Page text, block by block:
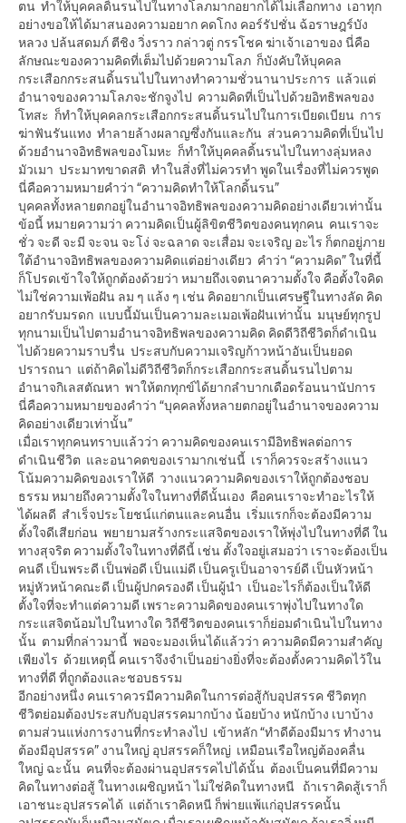
ตน ทำให้บุคคลดิ้นรนไปในทางโลภมากอยากได้ไม่เลือกทาง เอาทุก
อย่างขอให้ได้มาสนองความอยาก คดโกง คอร์รัปชั่น ฉ้อราษฎร์บัง
หลวง ปล้นสดมภ์ ตีชิง วิ่งราว กล่าวตู่ กรรโชค ฆ่าเจ้าเอาของ นี่คือ
ลักษณะของความคิดที่เต็มไปด้วยความโลภ ก็บังคับให้บุคคล
กระเสือกกระสนดิ้นรนไปในทางทำความชั่วนานาประการ แล้วแต่
อำนาจของความโลภจะชักจูงไป ความคิดที่เป็นไปด้วยอิทธิพลของ
โทสะ ก็ทำให้บุคคลกระเสือกกระสนดิ้นรนไปในการเบียดเบียน การ
ฆ่าฟันรันแทง ทำลายล้างผลาญซึ่งกันและกัน ส่วนความคิดที่เป็นไป
ด้วยอำนาจอิทธิพลของโมหะ ก็ทำให้บุคคลดิ้นรนไปในทางลุ่มหลง
มัวเมา ประมาทขาดสติ ทำในสิ่งที่ไม่ควรทำ พูดในเรื่องที่ไม่ควรพูด
นี่คือความหมายคำว่า “ความคิดทำให้โลกดิ้นรน”
บุคคลทั้งหลายตกอยู่ในอำนาจอิทธิพลของความคิดอย่างเดียวเท่านั้น
ข้อนี้ หมายความว่า ความคิดเป็นผู้ลิขิตชีวิตของคนทุกคน คนเราจะ
ชั่ว จะดี จะมี จะจน จะโง่ จะฉลาด จะเสื่อม จะเจริญ อะไร ก็ตกอยู่ภาย
ใต้อำนาจอิทธิพลของความคิดแต่อย่างเดียว คำว่า “ความคิด” ในที่นี้
ก็โปรดเข้าใจให้ถูกต้องด้วยว่า หมายถึงเจตนาความตั้งใจ คือตั้งใจคิด
ไม่ใช่ความเพ้อฝัน ลม ๆ แล้ง ๆ เช่น คิดอยากเป็นเศรษฐีในทางลัด คิด
อยากรับมรดก แบบนี้มันเป็นความละเมอเพ้อฝันเท่านั้น มนุษย์ทุกรูป
ทุกนามเป็นไปตามอำนาจอิทธิพลของความคิด คิดดีวิถีชีวิตก็ดำเนิน
ไปด้วยความราบรื่น ประสบกับความเจริญก้าวหน้าอันเป็นยอด
ปรารถนา แต่ถ้าคิดไม่ดีวิถีชีวิตก็กระเสือกกระสนดิ้นรนไปตาม
อำนาจกิเลสตัณหา พาให้ตกทุกข์ได้ยากลำบากเดือดร้อนนานัปการ
นี่คือความหมายของคำว่า “บุคคลทั้งหลายตกอยู่ในอำนาจของความ
คิดอย่างเดียวเท่านั้น”
เมื่อเราทุกคนทราบแล้วว่า ความคิดของคนเรามีอิทธิพลต่อการ
ดำเนินชีวิต และอนาคตของเรามากเช่นนี้ เราก็ควรจะสร้างแนว
โน้มความคิดของเราให้ดี วางแนวความคิดของเราให้ถูกต้องชอบ
ธรรม หมายถึงความตั้งใจในทางที่ดีนั้นเอง คือคนเราจะทำอะไรให้
ได้ผลดี สำเร็จประโยชน์แก่ตนและคนอื่น เริ่มแรกก็จะต้องมีความ
ตั้งใจดีเสียก่อน พยายามสร้างกระแสจิตของเราให้พุ่งไปในทางที่ดี ใน
ทางสุจริต ความตั้งใจในทางที่ดีนี้ เช่น ตั้งใจอยู่เสมอว่า เราจะต้องเป็น
คนดี เป็นพระดี เป็นพ่อดี เป็นแม่ดี เป็นครูเป็นอาจารย์ดี เป็นหัวหน้า
หมู่หัวหน้าคณะดี เป็นผู้ปกครองดี เป็นผู้นำ เป็นอะไรก็ต้องเป็นให้ดี
ตั้งใจที่จะทำแต่ความดี เพราะความคิดของคนเราพุ่งไปในทางใด
กระแสจิตน้อมไปในทางใด วิถีชีวิตของคนเราก็ย่อมดำเนินไปในทาง
นั้น ตามที่กล่าวมานี้ พอจะมองเห็นได้แล้วว่า ความคิดมีความสำคัญ
เพียงไร ด้วยเหตุนี้ คนเราจึงจำเป็นอย่างยิ่งที่จะต้องตั้งความคิดไว้ใน
ทางที่ดี ที่ถูกต้องและชอบธรรม
อีกอย่างหนึ่ง คนเราควรมีความคิดในการต่อสู้กับอุปสรรค ชีวิตทุก
ชีวิตย่อมต้องประสบกับอุปสรรคมากบ้าง น้อยบ้าง หนักบ้าง เบาบ้าง
ตามส่วนแห่งการงานที่กระทำลงไป เข้าหลัก “ทำดีต้องมีมาร ทำงาน
ต้องมีอุปสรรค” งานใหญ่ อุปสรรคก็ใหญ่ เหมือนเรือใหญ่ต้องคลื่น
ใหญ่ ฉะนั้น คนที่จะต้องผ่านอุปสรรคไปได้นั้น ต้องเป็นคนที่มีความ
คิดในทางต่อสู้ ในทางเผชิญหน้า ไม่ใช่คิดในทางหนี ถ้าเราคิดสู้เราก็
เอาชนะอุปสรรคได้ แต่ถ้าเราคิดหนี ก็พ่ายแพ้แก่อุปสรรคนั้น